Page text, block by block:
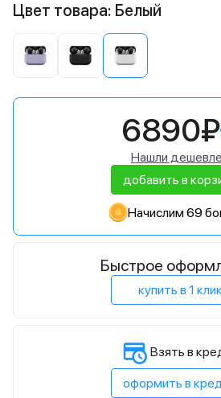
Цвет товара: Белый
6890₽
Нашли
добавить в
Начислим 69
Быстрое
купить в 1 клик
Взять в
оформить в